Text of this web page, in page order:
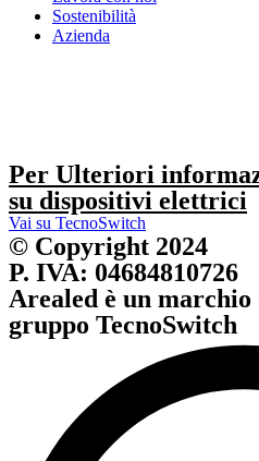
Sostenibilità
Azienda
Per Ulteriori
su dispositivi elettrici
Vai su TecnoSwitch
© Copyright 2024
P. IVA: 04684810726
Arealed è un
gruppo TecnoSwitch